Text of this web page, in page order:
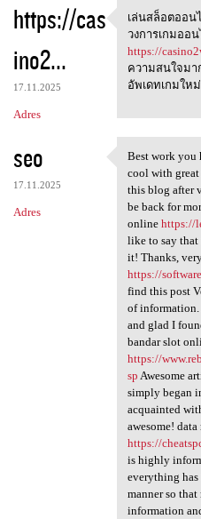
https://cas
ino2...
17.11.2025
Adres
เล่นสล็อต
เล่นสล็อตออน
วงการเกมออน
https://
ความสนใจมา
อัพเดทเกมให
seo
17.11.2025
Adres
Best work
Best work you
cool with great
this blog after
be back for
online https://
like to say
it! Thanks,
https://
find this post
of information.
and glad I
bandar slot
https://
sp Awesome
simply began
acquainted
awesome! data
https://
is highly
everything has
manner so
information